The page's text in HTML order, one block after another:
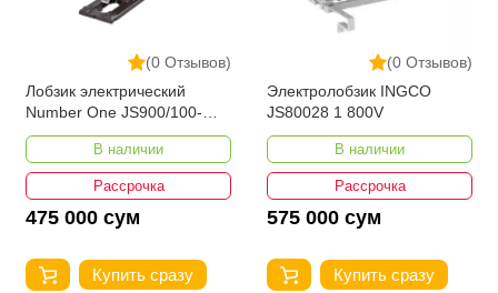
(0 Отзывов)
Лобзик электрический
Number One JS900/100-
PRO
В наличии
Рассрочка
475 000 сум
Купить сразу
(0 Отзывов)
Электролобзик INGCO
JS80028 1 800V
В наличии
Рассрочка
575 000 сум
Купить сразу